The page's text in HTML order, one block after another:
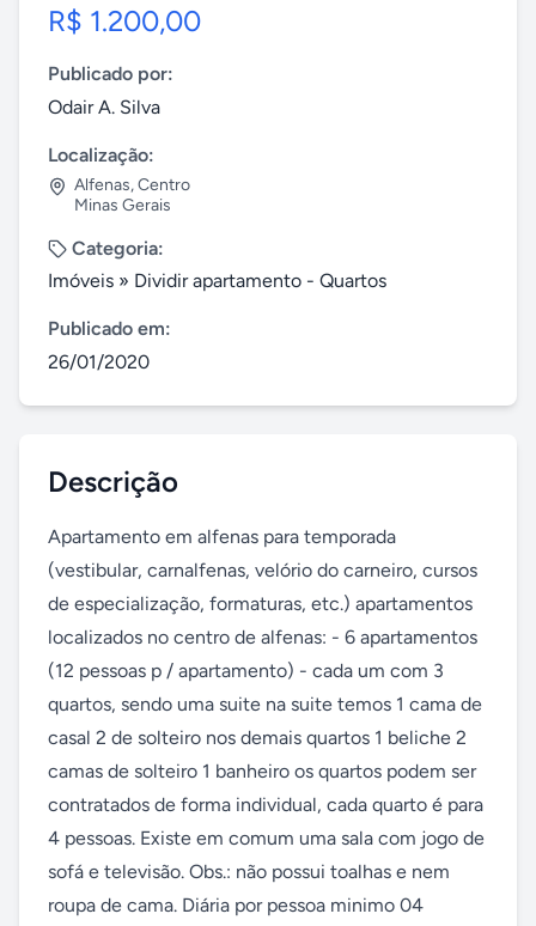
R$ 1.200,00
Publicado por:
Odair A. Silva
Localização:
Alfenas,Centro
Minas Gerais
Categoria:
Imóveis » Dividir apartamento - Quartos
Publicado em:
26/01/2020
Descrição
Apartamento em alfenas para temporada
(vestibular, carnalfenas, velório do carneiro, cursos
de especialização, formaturas, etc.) apartamentos
localizados no centro de alfenas: - 6 apartamentos
(12 pessoas p / apartamento) - cada um com 3
quartos, sendo uma suite na suite temos 1 cama de
casal 2 de solteiro nos demais quartos 1 beliche 2
camas de solteiro 1 banheiro os quartos podem ser
contratados de forma individual, cada quarto é para
4 pessoas. Existe em comum uma sala com jogo de
sofá e televisão. Obs.: não possui toalhas e nem
roupa de cama. Diária por pessoa minimo 04